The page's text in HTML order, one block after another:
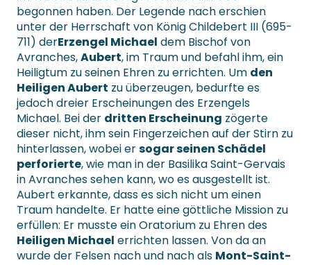
begonnen haben. Der Legende nach erschien
unter der Herrschaft von König Childebert III (695-
711) derErzengel Michael dem Bischof von
Avranches,Aubert, im Traum und befahl ihm, ein
Heiligtum zu seinen Ehren zu errichten. Um den
Heiligen Aubert zu überzeugen, bedurfte es
jedoch dreier Erscheinungen des Erzengels
Michael. Bei der dritten Erscheinung zögerte
dieser nicht, ihm sein Fingerzeichen auf der Stirn zu
hinterlassen, wobei ersogar seinen Schädel
perforierte, wie man in der Basilika Saint-Gervais
in Avranches sehen kann, wo es ausgestellt ist.
Aubert erkannte, dass es sich nicht um einen
Traum handelte. Er hatte eine göttliche Mission zu
erfüllen: Er musste ein Oratorium zu Ehren des
Heiligen Michael errichten lassen. Von da an
wurde der Felsen nach und nach als Mont-Saint-